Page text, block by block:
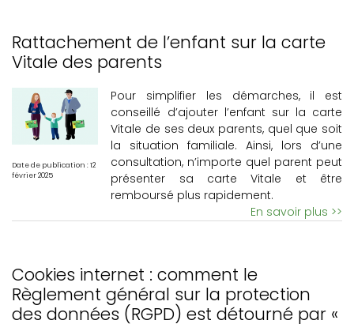
Rattachement de l’enfant sur la carte
Vitale des parents
Date de publication : 12
février 2025
Pour simplifier les démarches, il est
conseillé d’ajouter l’enfant sur la carte
Vitale de ses deux parents, quel que soit
la situation familiale. Ainsi, lors d’une
consultation, n’importe quel parent peut
présenter sa carte Vitale et être
remboursé plus rapidement.
En savoir plus >>
Cookies internet : comment le
Règlement général sur la protection
des données (RGPD) est détourné par «